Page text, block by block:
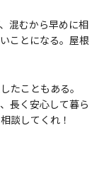
混むから早めに相
ことになる。屋根
たこともある。
長く安心して暮ら
談してくれ！